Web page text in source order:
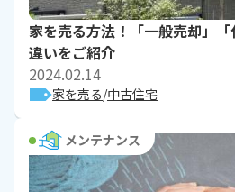
家を売る方法！「一般売却」
違いをご紹介
2024.02.14
家を売る 中古住宅
メンテナンス